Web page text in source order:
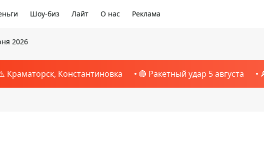
Шоу-биз Лайт О нас Реклама
2026
Краматорск, Константиновка 🔴 Ракетный удар 5 августа